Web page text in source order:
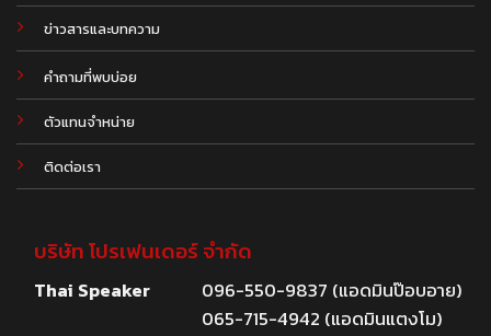
ข่าวสารและบทความ
.
คำถามที่พบบ่อย
ตัวแทนจำหน่าย
ติดต่อเรา
บริษัท โปรเฟนเดอร์ จำกัด
Thai Speaker
096-550-9837 (แอดมินป๊อบอาย)
065-715-4942 (แอดมินแตงโม)